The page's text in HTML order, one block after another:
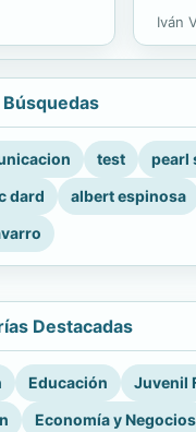
Iván
test
pearl
dard
albert espinosa
Destacadas
Educación
Juvenil
Economía y Negocios